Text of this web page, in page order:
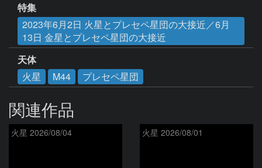
特集
2023年6月2日 火星とプレセペ星団の大接近／6月
13日 金星とプレセペ星団の大接近
天体
火星
M44 プレセペ星団
関連作品
火星 2026/08/04 火星 2026/08/01